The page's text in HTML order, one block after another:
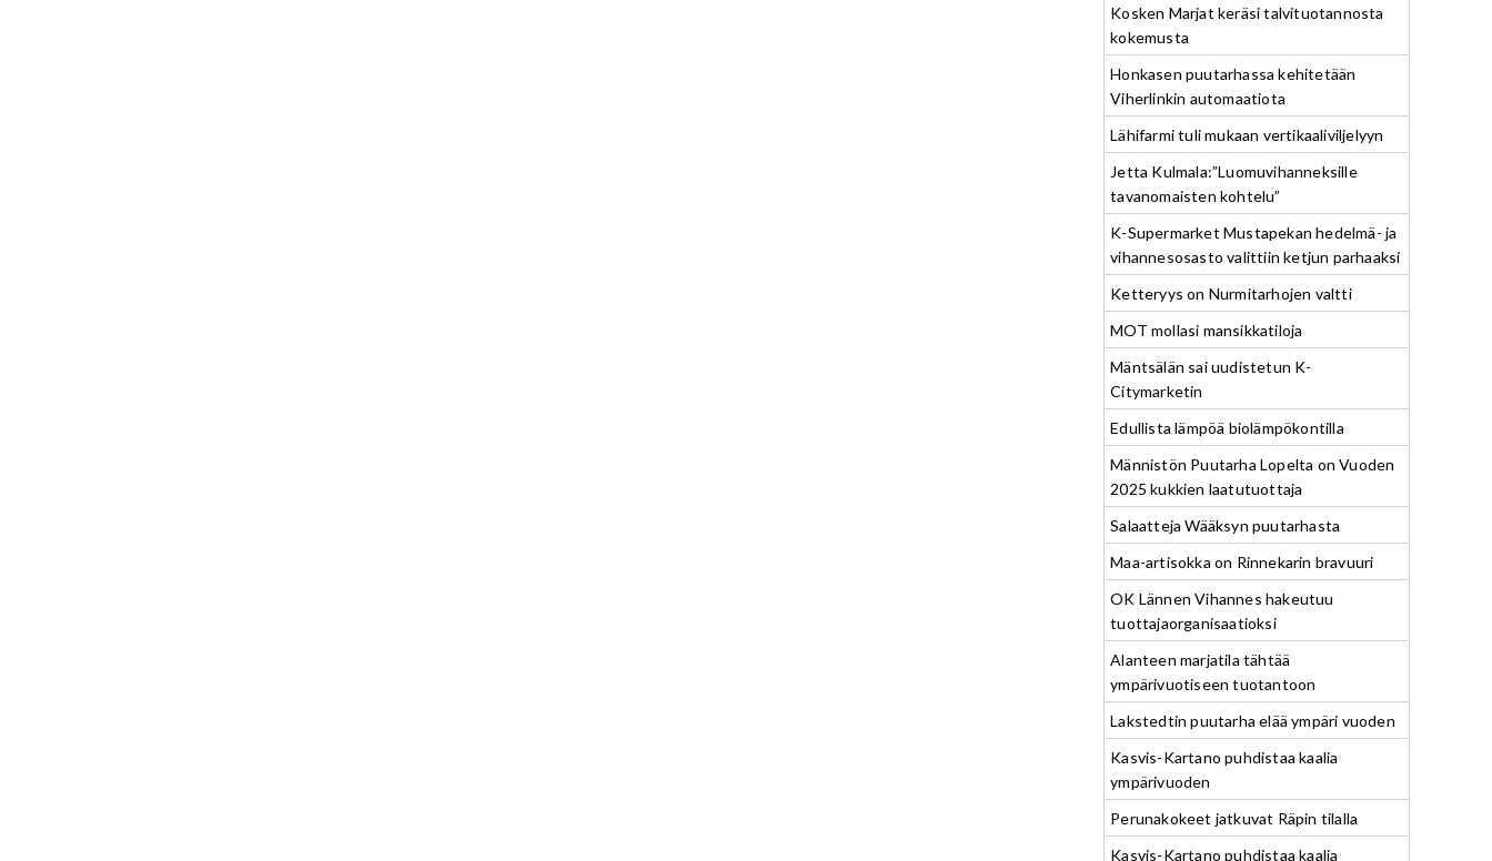
Kosken Marjat keräsi talvituotannosta
kokemusta
Honkasen puutarhassa kehitetään
Viherlinkin automaatiota
Lähifarmi tuli mukaan vertikaaliviljelyyn
Jetta Kulmala:”Luomuvihanneksille
tavanomaisten kohtelu”
K-Supermarket Mustapekan hedelmä- ja
vihannesosasto valittiin ketjun parhaaksi
Ketteryys on Nurmitarhojen valtti
MOT mollasi mansikkatiloja
Mäntsälän sai uudistetun K-
Citymarketin
Edullista lämpöä biolämpökontilla
Männistön Puutarha Lopelta on Vuoden
2025 kukkien laatutuottaja
Salaatteja Wääksyn puutarhasta
Maa-artisokka on Rinnekarin bravuuri
OK Lännen Vihannes hakeutuu
tuottajaorganisaatioksi
Alanteen marjatila tähtää
ympärivuotiseen tuotantoon
Lakstedtin puutarha elää ympäri vuoden
Kasvis-Kartano puhdistaa kaalia
ympärivuoden
Perunakokeet jatkuvat Räpin tilalla
Kasvis-Kartano puhdistaa kaalia